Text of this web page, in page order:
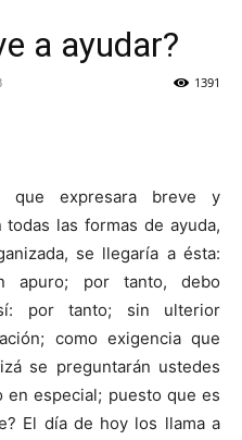
a ayudar?
1391
que expresara breve y
las formas de ayuda,
se llegaría a ésta:
apuro; por tanto, debo
por tanto; sin ulterior
como exigencia que
se preguntarán ustedes
especial; puesto que es
El día de hoy los llama a